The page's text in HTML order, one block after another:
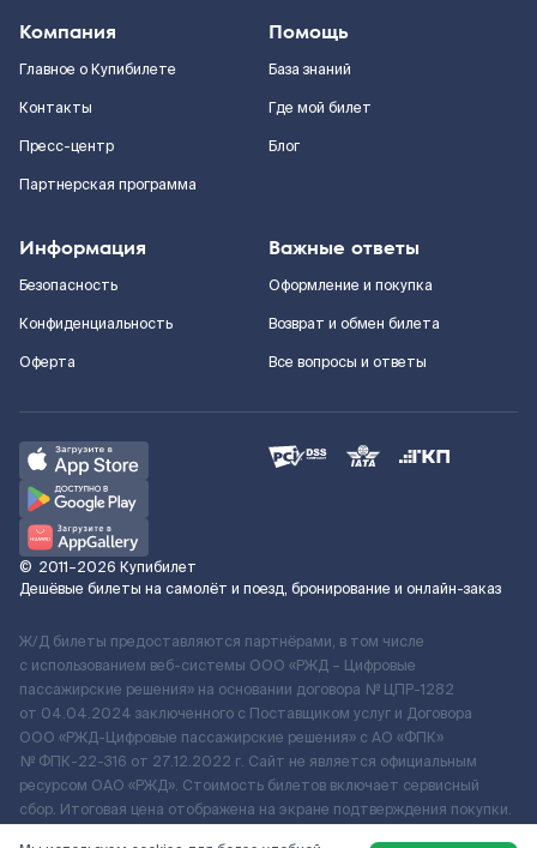
Компания
Главное о Купибилете
Контакты
Пресс-центр
Партнерская программа
Помощь
База знаний
Где мой билет
Блог
Информация
Безопасность
Конфиденциальность
Оферта
Важные ответы
Оформление и покупка
Возврат и обмен билета
Все вопросы и ответы
© 2011–2026 Купибилет
Дешёвые билеты на самолёт и поезд, бронирование и онлайн-заказ
Ж/Д билеты предоставляются партнёрами, в том числе
с использованием веб-системы ООО «РЖД – Цифровые
пассажирские решения» на основании договора № ЦПР-1282
от 04.04.2024 заключенного с Поставщиком услуг и Договора
ООО «РЖД-Цифровые пассажирские решения» c АО «ФПК»
№ ФПК-22-316 от 27.12.2022 г. Сайт не является официальным
ресурсом ОАО «РЖД». Стоимость билетов включает сервисный
сбор. Итоговая цена отображена на экране подтверждения покупки.